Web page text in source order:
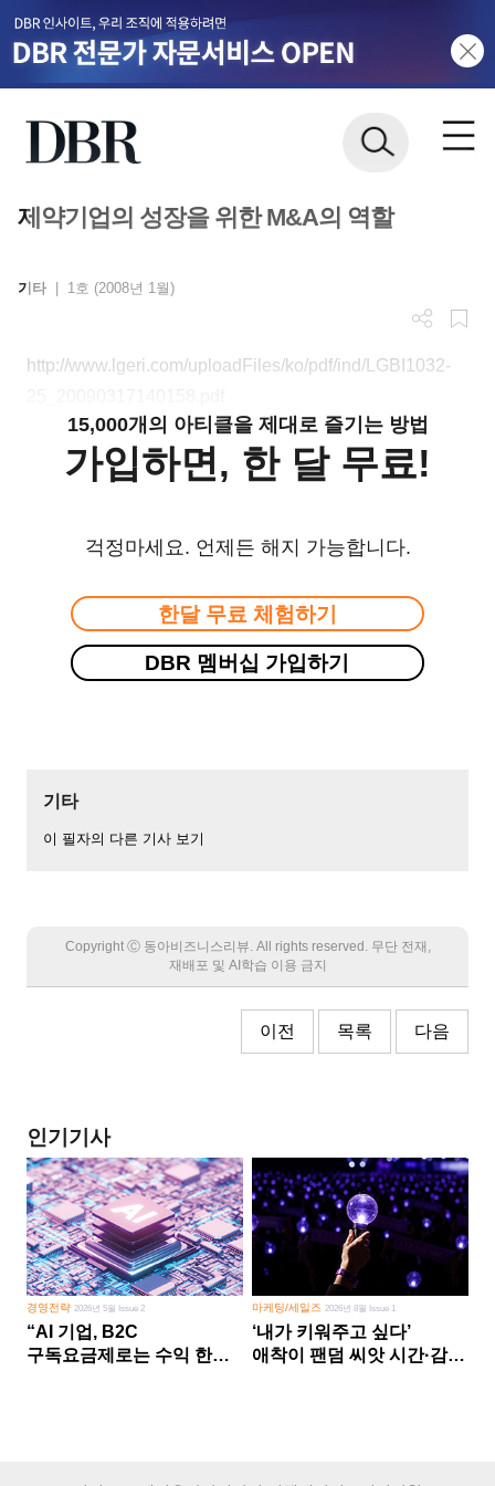
제약기업의 성장을 위한 M&A의 역할
기타 1호 (2008년 1월)
http://www.lgeri.com/uploadFiles/ko/pdf/ind/LGBI1032-
15,000개의 아티클을 제대로 즐기는 방법
가입하면, 한 달 무료!
걱정마세요. 언제든 해지 가능합니다.
한달 무료 체험하기
DBR 멤버십 가입하기
기타
이 필자의 다른 기사 보기
Copyright Ⓒ 동아비즈니스리뷰. All rights reserved. 무단 전재,
재배포 및 AI학습 이용 금지
이전 목록 다음
인기기사
경영전략 2026년 5월 Issue 2
“AI 기업, B2C
구독요금제로는 수익 한계
마케팅/세일즈 2026년 8월 Issue 1
‘내가 키워주고 싶다’
애착이 팬덤 씨앗 시간·감정